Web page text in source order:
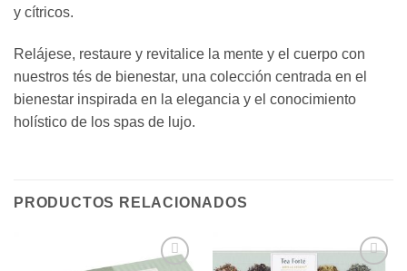
y cítricos.
Relájese, restaure y revitalice la mente y el cuerpo con
nuestros tés de bienestar, una colección centrada en el
bienestar inspirada en la elegancia y el conocimiento
holístico de los spas de lujo.
PRODUCTOS RELACIONADOS